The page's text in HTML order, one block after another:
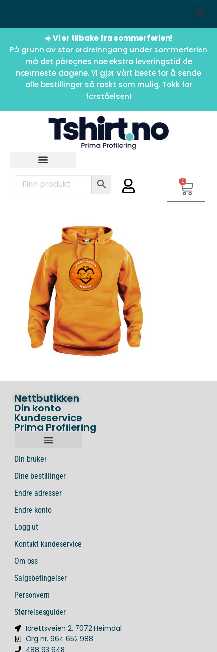
☀️ Vi er tilbake fra sommerferien!
På grunn av stor ordreinngang under sommerferien
må det påregnes noe ekstra leveringstid de
nærmeste dagene. Vi gjør vårt beste for å sende
alle bestillinger så raskt som mulig. Takk for
forståelsen!
0
Nettbutikken
Din konto
Kundeservice
Prima Profilering
Din bruker
Dine bestillinger
Endre adresser
Endre konto
Logg ut
Kontakt kundeservice
Om oss
Salgsbetingelser
Personvern
Størrelsesguider
Idrettsveien 2, 7072 Heimdal
Org nr. 964 652 988
488 93 648